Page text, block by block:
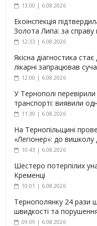
13:00 | 6.08.2026
Екоінспекція
Золота Липа: за справу
12:33 | 6.08.2026
Якісна діагностика
лікарні запрацював
12:00 | 6.08.2026
У Тернополі
транспорті: виявили
11:30 | 6.08.2026
На Тернопільщині
«Легіонер»: до
10:43 | 6.08.2026
Шестеро потерпілих
Кременці
10:01 | 6.08.2026
Тернополянку 24 рази
швидкості та
09:09 | 6.08.2026